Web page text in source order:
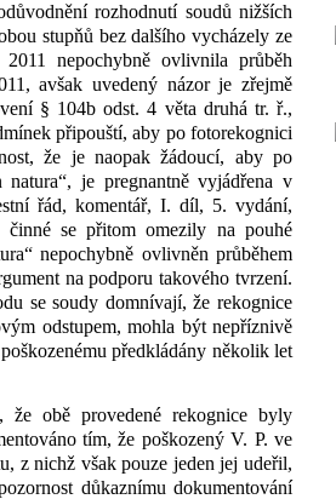
rozhodnutí soudů nižších
stupňů bez dalšího vycházely ze
nepochybně ovlivnila průběh
avšak uvedený názor je zřejmě
§ 104b odst. 4 věta druhá tr. ř.,
připouští, aby po fotorekognici
že je naopak žádoucí, aby po
je pregnantně vyjádřena v
řád, komentář, I. díl, 5. vydání,
se přitom omezily na pouhé
nepochybně ovlivněn průběhem
na podporu takového tvrzení.
se soudy domnívají, že rekognice
odstupem, mohla být nepříznivě
předkládány několik let
že obě provedené rekognice byly
tím, že poškozený V. P. ve
z nichž však pouze jeden jej udeřil,
důkaznímu dokumentování